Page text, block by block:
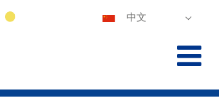
中文